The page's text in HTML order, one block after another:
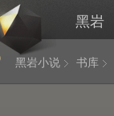
黑岩
黑岩小说 书库